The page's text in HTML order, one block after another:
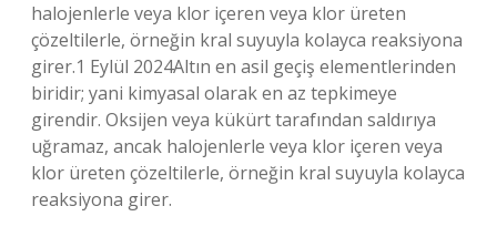
halojenlerle veya klor içeren veya klor üreten
çözeltilerle, örneğin kral suyuyla kolayca reaksiyona
girer.1 Eylül 2024Altın en asil geçiş elementlerinden
biridir; yani kimyasal olarak en az tepkimeye
girendir. Oksijen veya kükürt tarafından saldırıya
uğramaz, ancak halojenlerle veya klor içeren veya
klor üreten çözeltilerle, örneğin kral suyuyla kolayca
reaksiyona girer.